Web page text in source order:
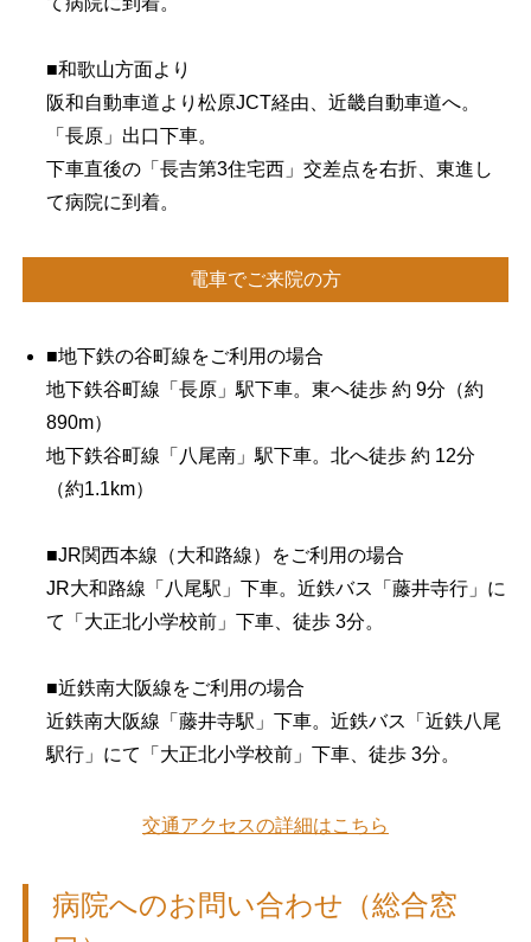
■和歌山方面より
阪和自動車道より松原JCT経由、近畿自動車道へ。
「長原」出口下車。
下車直後の「長吉第3住宅西」交差点を右折、東進し
て病院に到着。
電車でご来院の方
■地下鉄の谷町線をご利用の場合
地下鉄谷町線「長原」駅下車。東へ徒歩 約 9分（約
890m）
地下鉄谷町線「八尾南」駅下車。北へ徒歩 約 12分
（約1.1km）
■JR関西本線（大和路線）をご利用の場合
JR大和路線「八尾駅」下車。近鉄バス「藤井寺行」に
て「大正北小学校前」下車、徒歩 3分。
■近鉄南大阪線をご利用の場合
近鉄南大阪線「藤井寺駅」下車。近鉄バス「近鉄八尾
駅行」にて「大正北小学校前」下車、徒歩 3分。
交通アクセスの詳細はこちら
病院へのお問い合わせ（総合窓